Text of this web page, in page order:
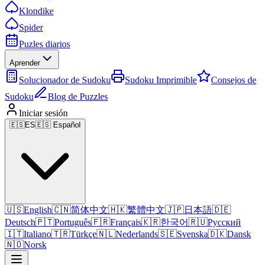
Klondike
Spider
Puzles diarios
Aprender
Solucionador de Sudoku Sudoku Imprimible
Consejos de
Sudoku
Blog de Puzzles
Iniciar sesión
🇪🇸ES🇪🇸 Español
🇺🇸English🇨🇳简体中文🇭🇰繁體中文🇯🇵日本語🇩🇪
Deutsch🇵🇹Português🇫🇷Français🇰🇷한국어🇷🇺Русский
🇮🇹Italiano🇹🇷Türkçe🇳🇱Nederlands🇸🇪Svenska🇩🇰Dansk
🇳🇴Norsk